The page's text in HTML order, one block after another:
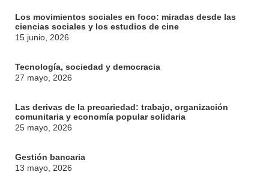
Los movimientos sociales en foco: miradas desde las
ciencias sociales y los estudios de cine
15 junio, 2026
Tecnología, sociedad y democracia
27 mayo, 2026
Las derivas de la precariedad: trabajo, organización
comunitaria y economía popular solidaria
25 mayo, 2026
Gestión bancaria
13 mayo, 2026